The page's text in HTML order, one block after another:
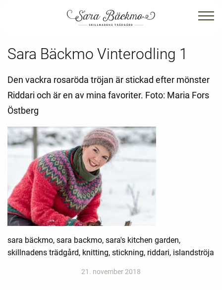
Sara Bäckmo Vinterodling 1
Den vackra rosaröda tröjan är stickad efter mönster
Riddari och är en av mina favoriter. Foto: Maria Fors
Östberg
sara bäckmo, sara backmo, sara's kitchen garden,
skillnadens trädgård, knitting, stickning, riddari, islandströja
21. november 2018